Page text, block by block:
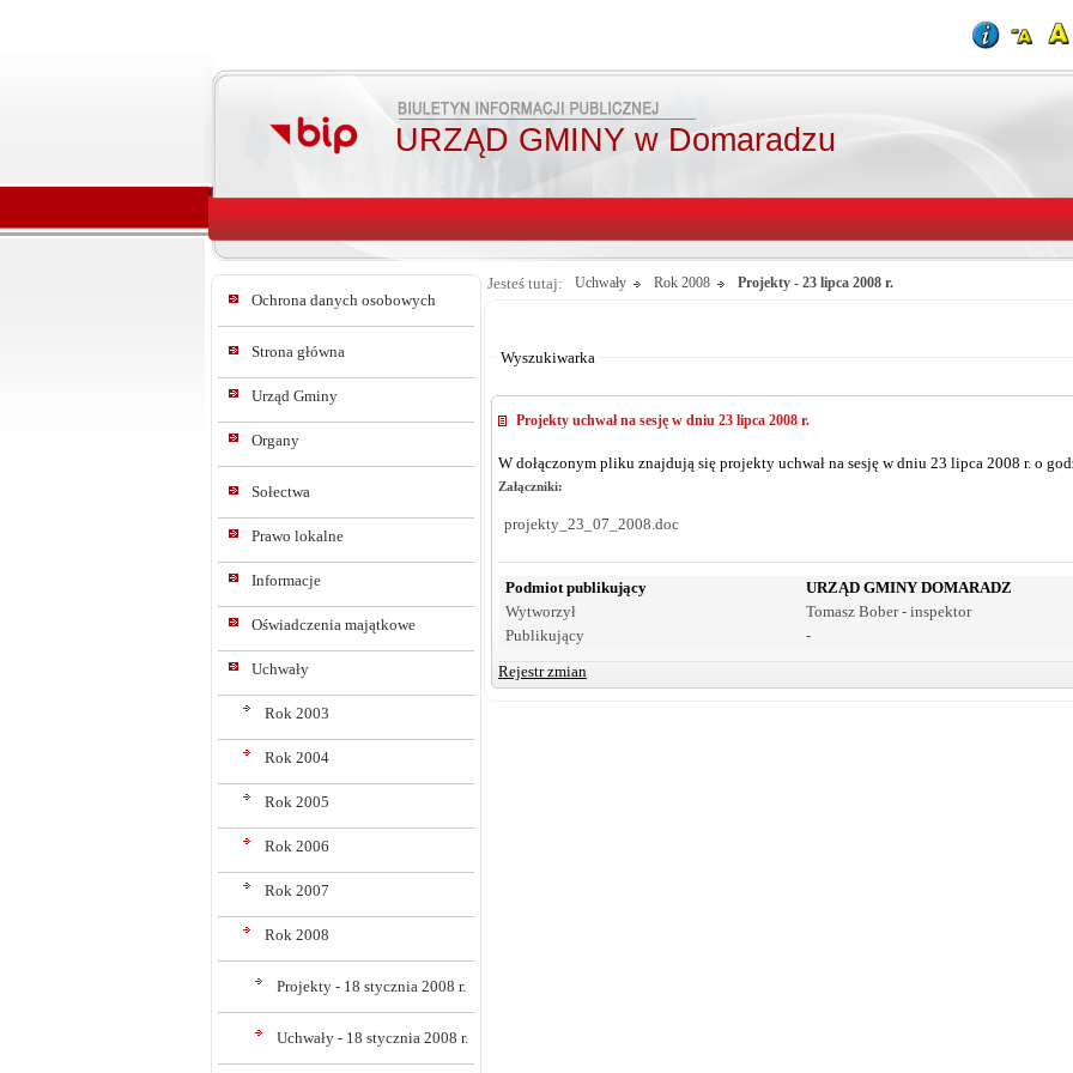
URZĄD GMINY w Domaradzu
Ochrona danych osobowych
Strona główna
Urząd Gminy
Organy
Sołectwa
Prawo lokalne
Informacje
Oświadczenia majątkowe
Uchwały
Rok 2003
Rok 2004
Rok 2005
Rok 2006
Rok 2007
Rok 2008
Projekty - 18 stycznia 2008 r.
Uchwały - 18 stycznia 2008 r.
Jesteś tutaj: Uchwały Rok 2008 Projekty - 23 lipca 2008 r.
Wyszukiwarka
Projekty uchwał na sesję w dniu 23 lipca 2008 r.
W dołączonym pliku znajdują się projekty uchwał na sesję w dniu 23 lipca 2008 r. o
Załączniki:
projekty_23_07_2008.doc
Podmiot publikujący
URZĄD GMINY DOMARADZ
Wytworzył
Tomasz Bober - inspektor
Publikujący
-
Rejestr zmian